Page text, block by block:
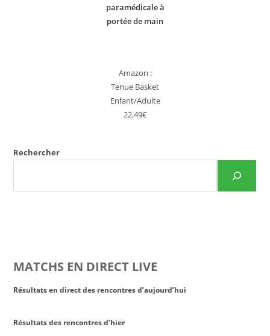
paramédicale à
portée de main
Amazon :
Tenue Basket
Enfant/Adulte
22,49€
Rechercher
MATCHS EN DIRECT LIVE
Résultats en direct des rencontres d’aujourd’hui
Résultats des rencontres d’hier